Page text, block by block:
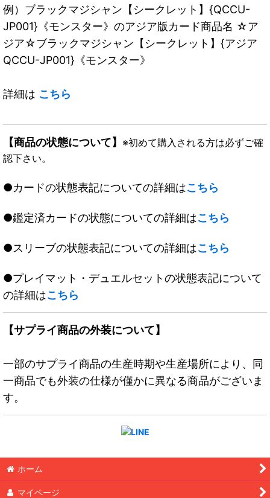
例）ブラックマジシャン【シークレット】{QCCU-
JP001}《モンスター》のアジア版カード商品名 ☆ア
ジア☆ブラックマジシャン【シークレット】{アジア
QCCU-JP001}《モンスター》
詳細は こちら
【商品の状態について】 ※初めて購入される方は必ずご確
認下さい。
●カードの状態表記についての詳細はこちら
●鑑定済カードの状態についての詳細はこちら
●スリーブの状態表記についての詳細はこちら
●プレイマット・デュエルセットの状態表記について
の詳細はこちら
【サプライ商品の外装について】
一部のサプライ商品の生産時期や生産場所により、同
一商品でも外装の仕様が僅かに異なる商品がございま
す。
ホーム
マイページ